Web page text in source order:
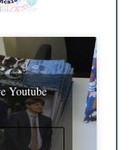
Youtube